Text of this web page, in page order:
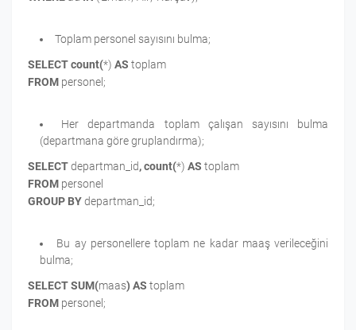
Toplam personel sayısını bulma;
SELECT count(*) AS toplam
FROM personel;
Her departmanda toplam çalışan sayısını bulma
(departmana göre gruplandırma);
SELECTdepartman_id, count(*) AS toplam
FROM personel
GROUP BYdepartman_id;
Bu ay personellere toplam ne kadar maaş verileceğini
bulma;
SELECT SUM(maas) AS toplam
FROM personel;